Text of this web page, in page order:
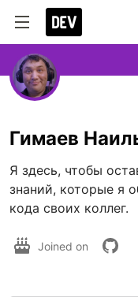
Гимаев
Я здесь, чтобы
знаний, которые я
кода своих коллег.
Joined on